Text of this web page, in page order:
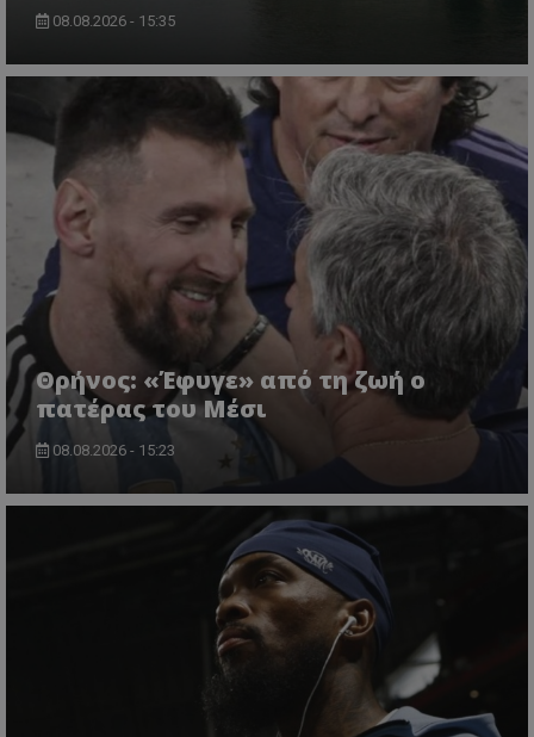
08.08.2026 - 15:35
Θρήνος: «Έφυγε» από τη ζωή ο
πατέρας του Μέσι
08.08.2026 - 15:23